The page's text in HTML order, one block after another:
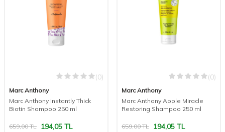
(0)
Marc Anthony
Marc Anthony Instantly Thick
Biotin Shampoo 250 ml
659,00TL 194,05 TL
(0)
Marc Anthony
Marc Anthony Apple Miracle
Restoring Shampoo 250 ml
659,00TL 194,05 TL